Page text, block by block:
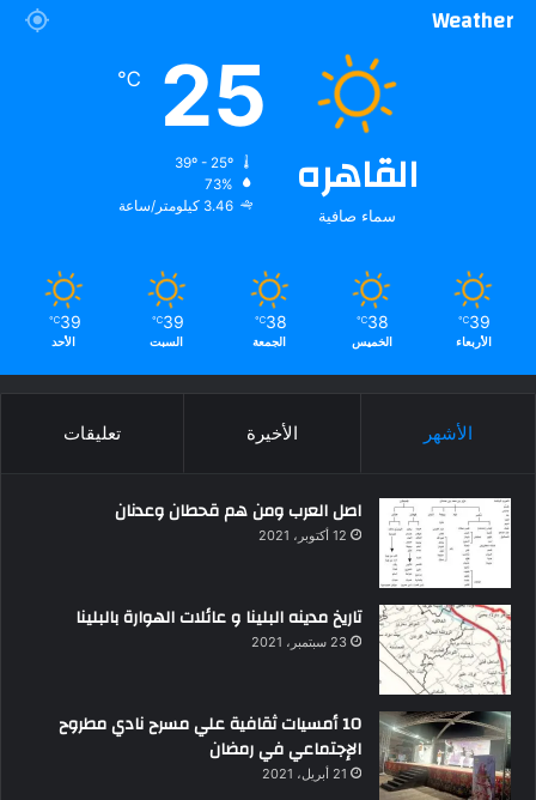
Weather
القاهره
سماء صافية
25
℃
73%
3.46 كيلومتر/ساعة
39
℃
الأربعاء
38
℃
الخميس
38
℃
الجمعة
39
℃
السبت
39
℃
الأحد
الأشهر الأخيرة تعليقات
اصل العرب ومن هم قحطان وعدنان
12 أكتوبر، 2021
تاريخ مدينه البلينا و عائلات الهوارة بالبلينا
23 سبتمبر، 2021
10 أمسيات ثقافية علي مسرح نادي مطروح
الإجتماعي في رمضان
21 أبريل، 2021